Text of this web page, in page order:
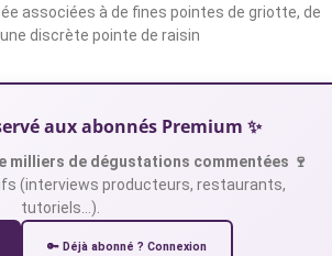
associées à de fines pointes de griotte, de
discrète pointe de raisin
aux abonnés Premium ✨
milliers de dégustations commentées 🍷
(interviews producteurs, restaurants,
tutoriels…).
🔑 Déjà abonné ? Connexion